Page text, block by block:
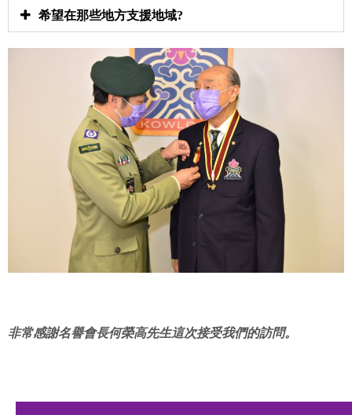
希望在那些地方支援地域?
非常感謝名譽會長何榮高先生這次接受我們的訪問。